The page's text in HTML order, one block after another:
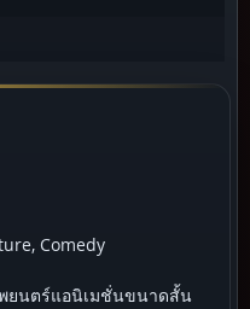
Comedy
พยนตร์แอนิเมชั่นขนาดสั้น